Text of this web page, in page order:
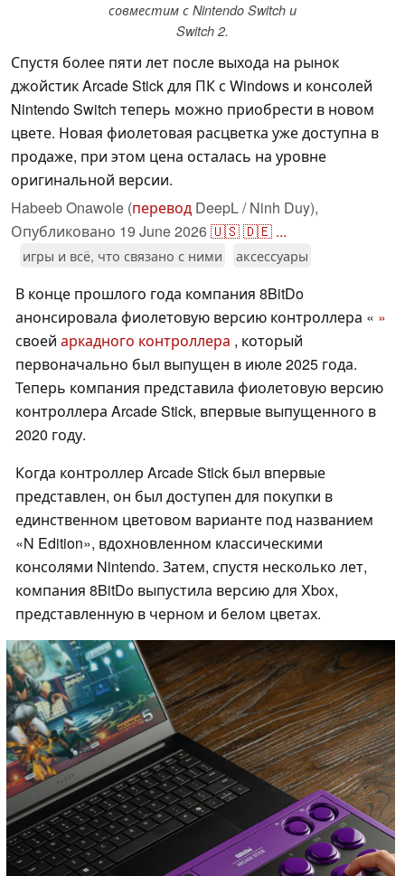
совместим с Nintendo Switch и
Switch 2.
Спустя более пяти лет после выхода на рынок
джойстик Arcade Stick для ПК с Windows и консолей
Nintendo Switch теперь можно приобрести в новом
цвете. Новая фиолетовая расцветка уже доступна в
продаже, при этом цена осталась на уровне
оригинальной версии.
Habeeb Onawole (перевод DeepL / Ninh Duy),
Опубликовано 19 June 2026🇺🇸🇩🇪 ...
игры и всё, что связано с ними аксессуары
В конце прошлого года компания 8BitDo
анонсировала фиолетовую версию контроллера « »
своей аркадного контроллера , который
первоначально был выпущен в июле 2025 года.
Теперь компания представила фиолетовую версию
контроллера Arcade Stick, впервые выпущенного в
2020 году.
Когда контроллер Arcade Stick был впервые
представлен, он был доступен для покупки в
единственном цветовом варианте под названием
«N Edition», вдохновленном классическими
консолями Nintendo. Затем, спустя несколько лет,
компания 8BitDo выпустила версию для Xbox,
представленную в черном и белом цветах.